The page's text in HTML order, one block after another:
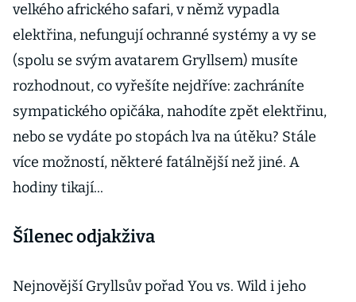
velkého afrického safari, v němž vypadla
elektřina, nefungují ochranné systémy a vy se
(spolu se svým avatarem Gryllsem) musíte
rozhodnout, co vyřešíte nejdříve: zachráníte
sympatického opičáka, nahodíte zpět elektřinu,
nebo se vydáte po stopách lva na útěku? Stále
více možností, některé fatálnější než jiné. A
hodiny tikají...
Šílenec odjakživa
Nejnovější Gryllsův pořad You vs. Wild i jeho